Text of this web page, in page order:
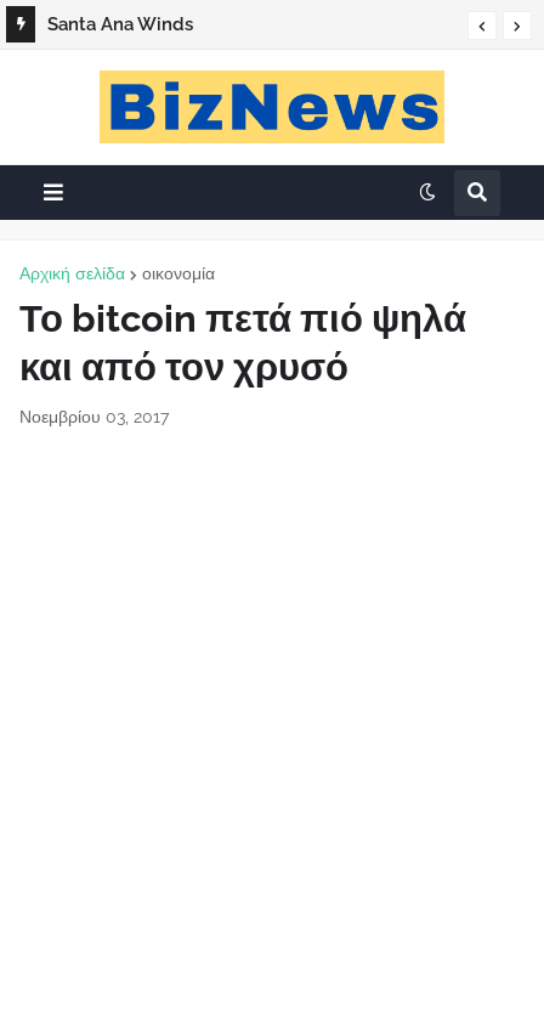
Santa Ana Winds
Αρχική σελίδα οικονομία
Το bitcoin πετά πιό ψηλά
και από τον χρυσό
Νοεμβρίου 03, 2017